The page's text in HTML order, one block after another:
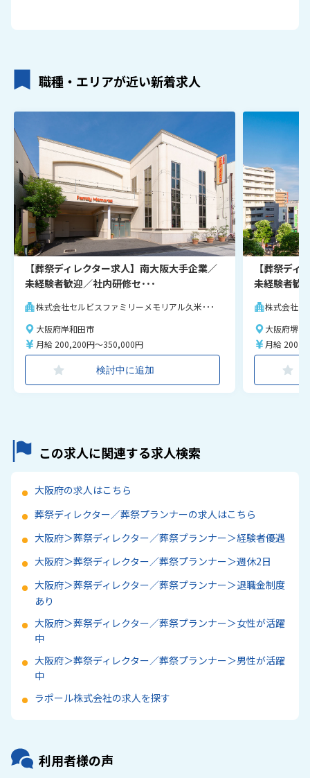
職種・エリアが近い新着求人
【葬祭ディレクター求人】南大阪大手企業／
未経験者歓迎／社内研修セ･･･
株式会社セルビスファミリーメモリアル久米･･･
大阪府岸和田市
月給 200,200円～350,000円
検討中に追加
【葬祭デ
未経験者歓
株式会社
大阪府堺市
月給
この求人に関連する求人検索
大阪府の求人はこちら
葬祭ディレクター／葬祭プランナーの求人はこちら
大阪府＞葬祭ディレクター／葬祭プランナー＞経験者優遇
大阪府＞葬祭ディレクター／葬祭プランナー＞週休2日
大阪府＞葬祭ディレクター／葬祭プランナー＞退職金制度
あり
大阪府＞葬祭ディレクター／葬祭プランナー＞女性が活躍
中
大阪府＞葬祭ディレクター／葬祭プランナー＞男性が活躍
中
ラポール株式会社の求人を探す
利用者様の声